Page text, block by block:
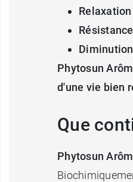
Relaxation
Phytosun
d'une vie bien
Que
Phytosun